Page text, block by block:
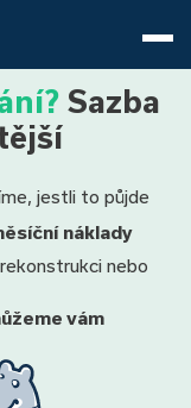
Sazba
jestli to půjde
náklady
nebo
vám